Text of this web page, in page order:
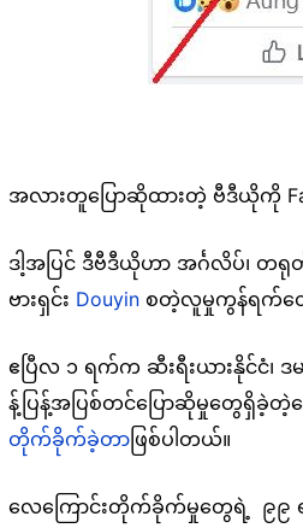
အလားတူပြောဆိုထားတဲ့ ဗီဒီယိုကို
ဒါ့အပြင် ဒီဗီဒီယိုဟာ အင်္ဂလိပ်၊ တ
ဗားရှင်း Douyin စတဲ့လူမှုကွန်ရက်တွ
ဧပြီလ ၁ ရက်က ဆီးရီးယားနိုင်ငံ
န့်ပြန့်အပြစ်တင်ပြောဆိုမှုတွေရှိခဲ့တဲ့
တိုက်ခိုက်ခဲ့တာ ဖြစ်ပါတယ်။
လေကြောင်းတိုက်ခိုက်မှုတွေရဲ့ ၉၉